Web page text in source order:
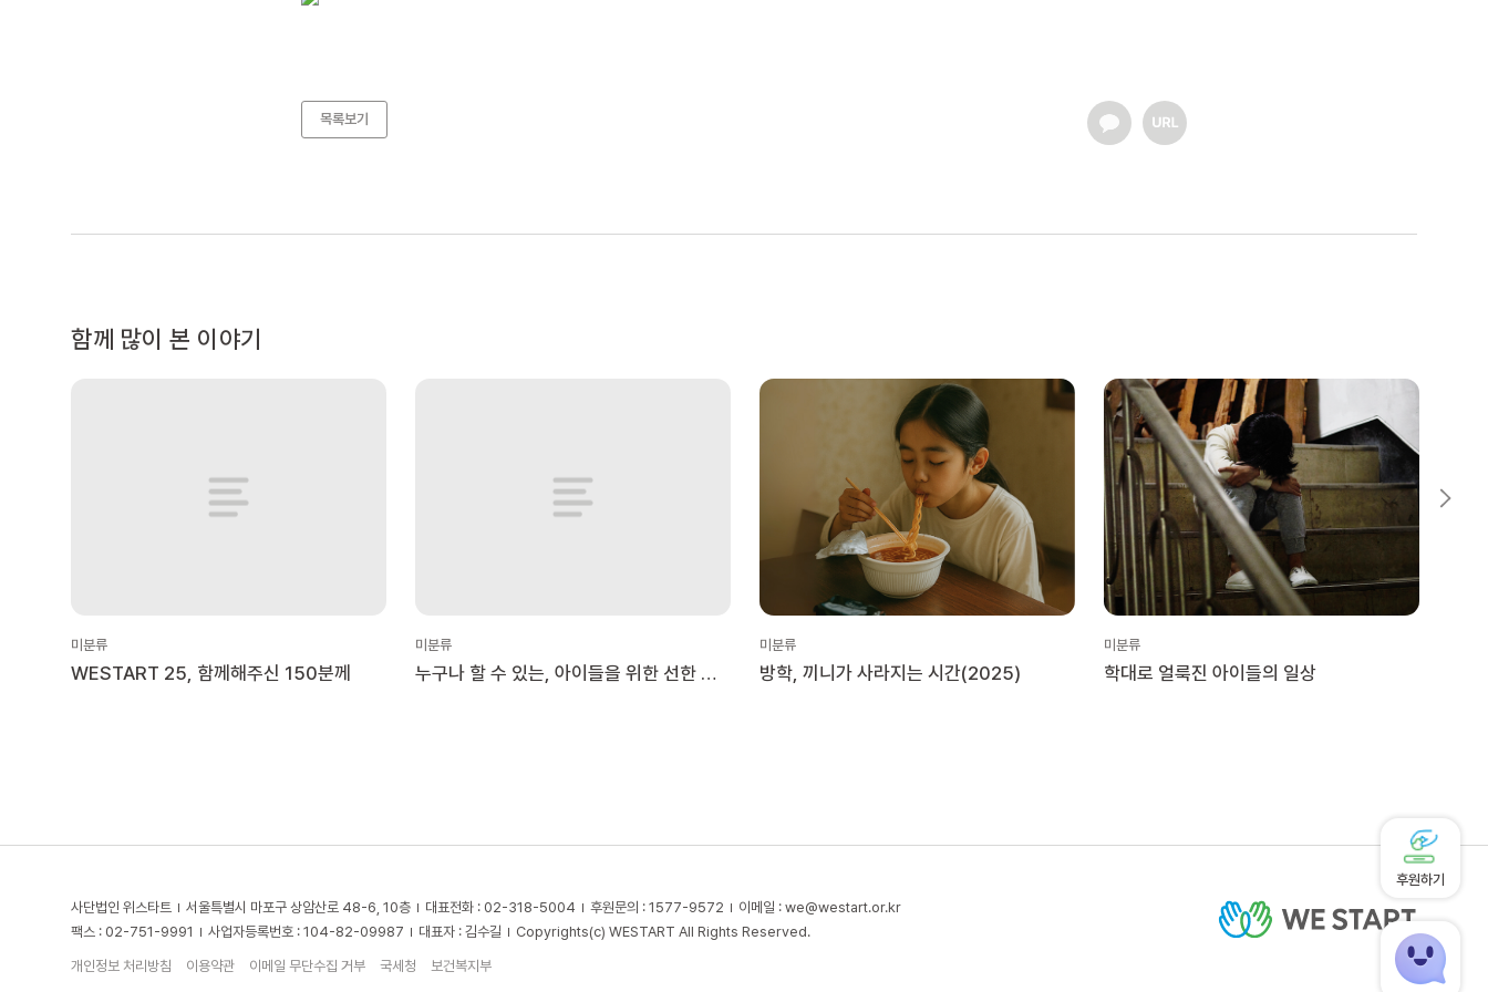
목록보기
함께 많이 본 이야기
미분류
WESTART 25, 함께해주신 150분께
미분류
누구나 할 수 있는, 아이들을 위한 선한 일
미분류
방학, 끼니가 사라지는 시간(2025)
미분류
학대로 얼룩진 아이들의 일상
사단법인 위스타트 서울특별시 마포구 상암산로 48-6, 10층 대표전화 : 02-318-5004 후원문의 : 1577-9572 이메일 : we@westart.or.kr
팩스 : 02-751-9991
사업자등록번호 : 104-82-09987 대표자 : 김수길 Copyrights(c) WESTART All Rights Reserved.
개인정보 처리방침 이용약관 이메일 무단수집 거부 국세청 보건복지부
후원하기